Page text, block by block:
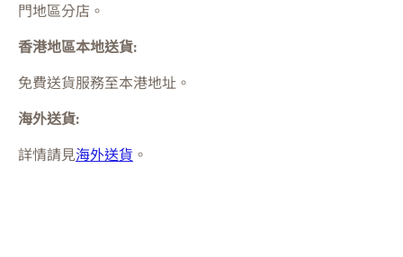
門地區分店。
香港地區本地送貨:
免費送貨服務至本港地址。
海外送貨:
詳情請見海外送貨 。